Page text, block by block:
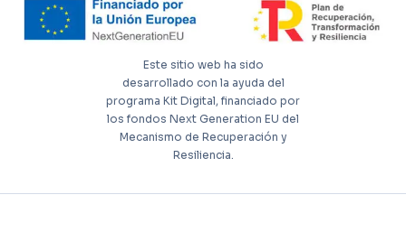
Este sitio web ha sido
desarrollado con la ayuda del
programa Kit Digital, financiado por
los fondos Next Generation EU del
Mecanismo de Recuperación y
Resiliencia.